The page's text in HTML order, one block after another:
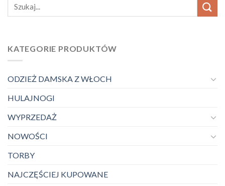
KATEGORIE PRODUKTÓW
ODZIEŻ DAMSKA Z WŁOCH
HULAJNOGI
WYPRZEDAŻ
NOWOŚCI
TORBY
NAJCZĘŚCIEJ KUPOWANE